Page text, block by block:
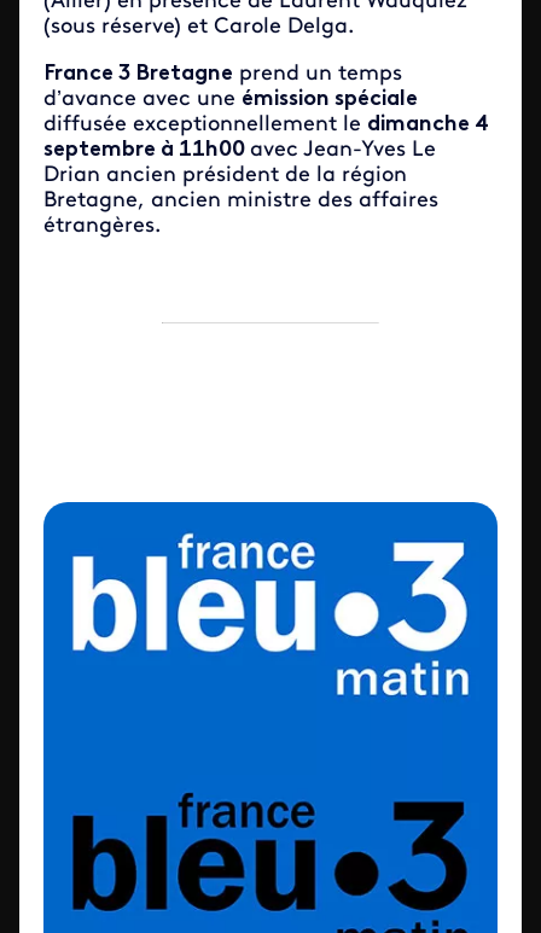
(sous réserve) et Carole Delga.
France 3 Bretagne prend un temps
d’avance avec une émission spéciale
diffusée exceptionnellement le dimanche 4
septembre à 11h00 avec Jean-Yves Le
Drian ancien président de la région
Bretagne, ancien ministre des affaires
étrangères.